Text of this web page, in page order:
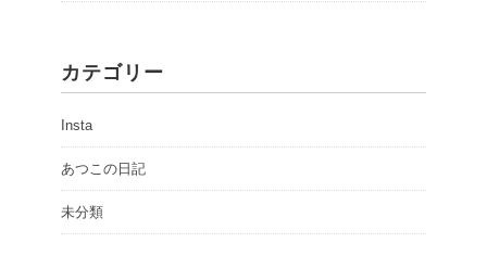
カテゴリー
Insta
あつこの日記
未分類